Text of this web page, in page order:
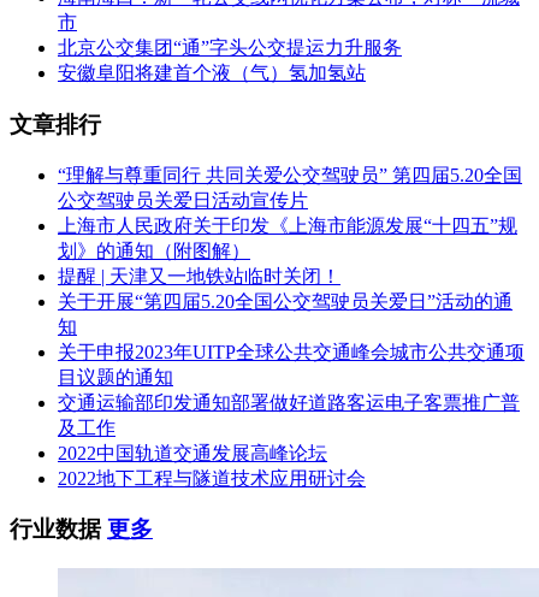
市
北京公交集团“通”字头公交提运力升服务
安徽阜阳将建首个液（气）氢加氢站
文章排行
“理解与尊重同行 共同关爱公交驾驶员” 第四届5.20全国
公交驾驶员关爱日活动宣传片
上海市人民政府关于印发《上海市能源发展“十四五”规
划》的通知（附图解）
提醒 | 天津又一地铁站临时关闭！
关于开展“第四届5.20全国公交驾驶员关爱日”活动的通
知
关于申报2023年UITP全球公共交通峰会城市公共交通项
目议题的通知
交通运输部印发通知部署做好道路客运电子客票推广普
及工作
2022中国轨道交通发展高峰论坛
2022地下工程与隧道技术应用研讨会
行业数据更多